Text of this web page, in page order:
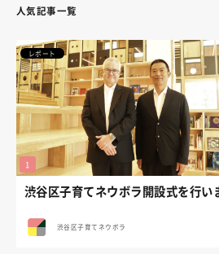
人気記事一覧
レポート
渋谷区子育てネウボラ